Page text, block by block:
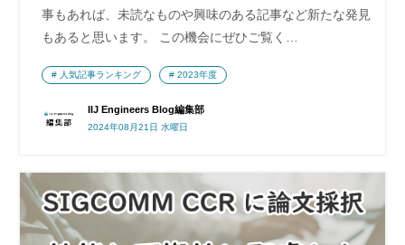
事もあれば、未読なものや興味のある記事など新たな発見
もあると思います。 この機会にぜひご覧く…
IIJ Engineers Blog編集部
2024年08月21日 水曜日
人気記事ランキング 2023年度